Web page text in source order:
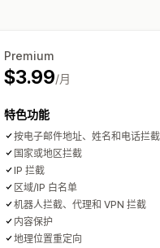
Premium
$3.99/月
特色功能
按电子邮件地址、姓名和电话拦
国家或地区拦截
IP 拦截
区域/IP 白名单
机器人拦截、代理和 VPN 拦截
内容保护
地理位置重定向